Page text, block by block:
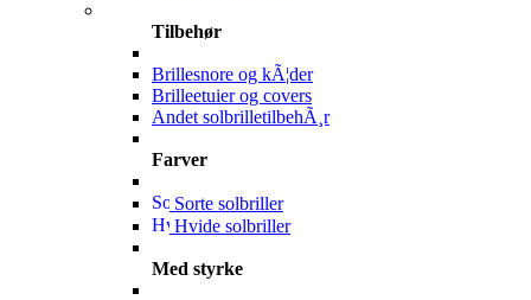
Tilbehør
Brillesnore og kÃ¦der
Brilleetuier og covers
Andet solbrilletilbehÃ¸r
Farver
Sorte solbriller
Hvide solbriller
Med styrke